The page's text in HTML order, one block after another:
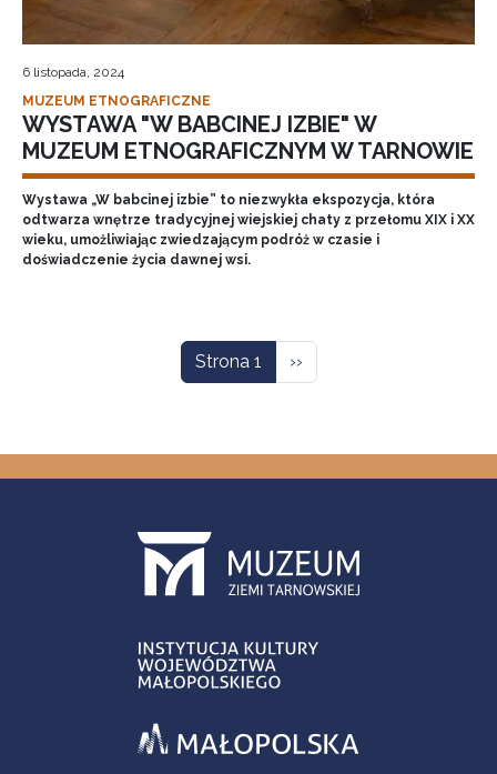
6 listopada, 2024
MUZEUM ETNOGRAFICZNE
WYSTAWA "W BABCINEJ IZBIE" W
MUZEUM ETNOGRAFICZNYM W TARNOWIE
Wystawa „W babcinej izbie” to niezwykła ekspozycja, która
odtwarza wnętrze tradycyjnej wiejskiej chaty z przełomu XIX i XX
wieku, umożliwiając zwiedzającym podróż w czasie i
doświadczenie życia dawnej wsi.
Strona 1 Następna strona
››